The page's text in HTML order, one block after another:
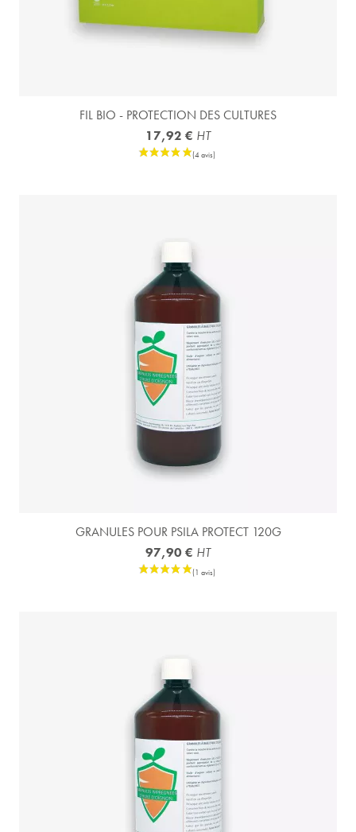
FIL BIO - PROTECTION DES CULTURES
17,92 € HT
GRANULES POUR PSILA PROTECT 120G
97,90 € HT